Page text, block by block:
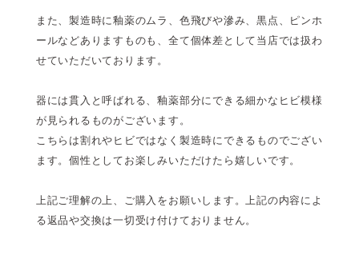
また、製造時に釉薬のムラ、色飛びや滲み、黒点、ピンホ
ールなどありますものも、全て個体差として当店では扱わ
せていただいております。
器には貫入と呼ばれる、釉薬部分にできる細かなヒビ模様
が見られるものがございます。
こちらは割れやヒビではなく製造時にできるものでござい
ます。個性としてお楽しみいただけたら嬉しいです。
上記ご理解の上、ご購入をお願いします。上記の内容によ
る返品や交換は一切受け付けておりません。